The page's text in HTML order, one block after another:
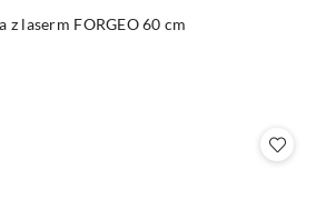
laserm FORGEO 60 cm